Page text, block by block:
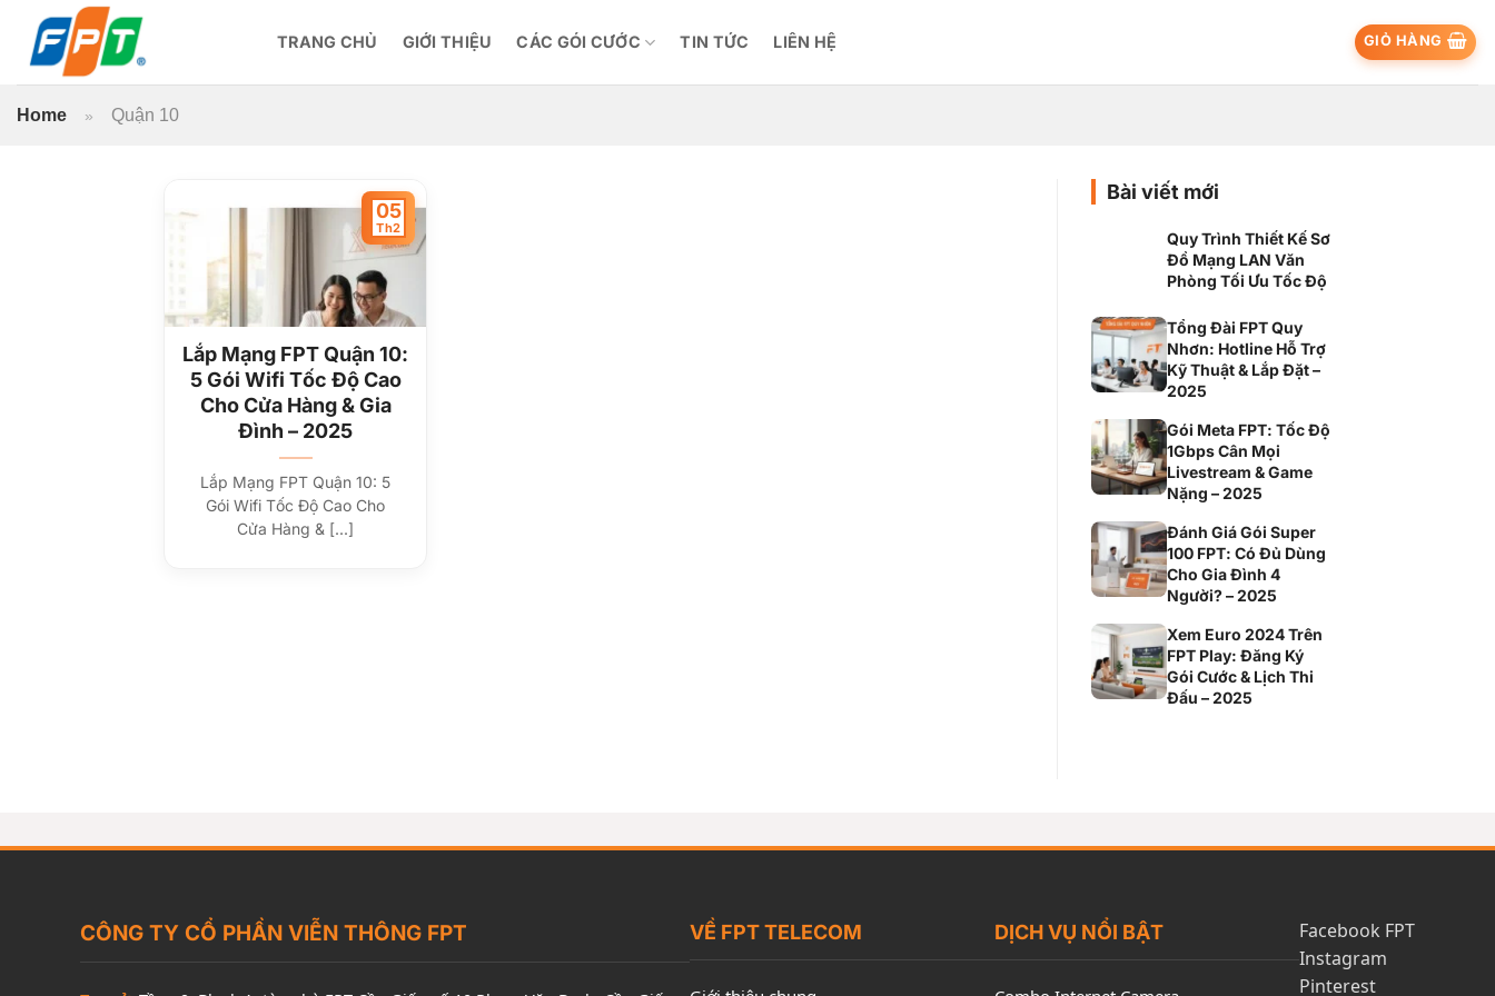
TRANG CHỦ GIỚI THIỆU CÁC GÓI CƯỚC TIN TỨC LIÊN HỆ GIỎ HÀNG
Home » Quận 10
Lắp Mạng FPT Quận 10:
5 Gói Wifi Tốc Độ Cao
Cho Cửa Hàng & Gia
Đình – 2025
Lắp Mạng FPT Quận 10: 5
Gói Wifi Tốc Độ Cao Cho
Cửa Hàng & [...]
05
Th2
Bài viết mới
Quy Trình Thiết Kế Sơ
Đồ Mạng LAN Văn
Phòng Tối Ưu Tốc Độ
Tổng Đài FPT Quy
Nhơn: Hotline Hỗ Trợ
Kỹ Thuật & Lắp Đặt –
2025
Gói Meta FPT: Tốc Độ
1Gbps Cân Mọi
Livestream & Game
Nặng – 2025
Đánh Giá Gói Super
100 FPT: Có Đủ Dùng
Cho Gia Đình 4
Người? – 2025
Xem Euro 2024 Trên
FPT Play: Đăng Ký
Gói Cước & Lịch Thi
Đấu – 2025
CÔNG TY CỔ PHẦN VIỄN THÔNG FPT VỀ FPT TELECOM DỊCH VỤ NỔI BẬT
Facebook FPT
Instagram
Pinterest